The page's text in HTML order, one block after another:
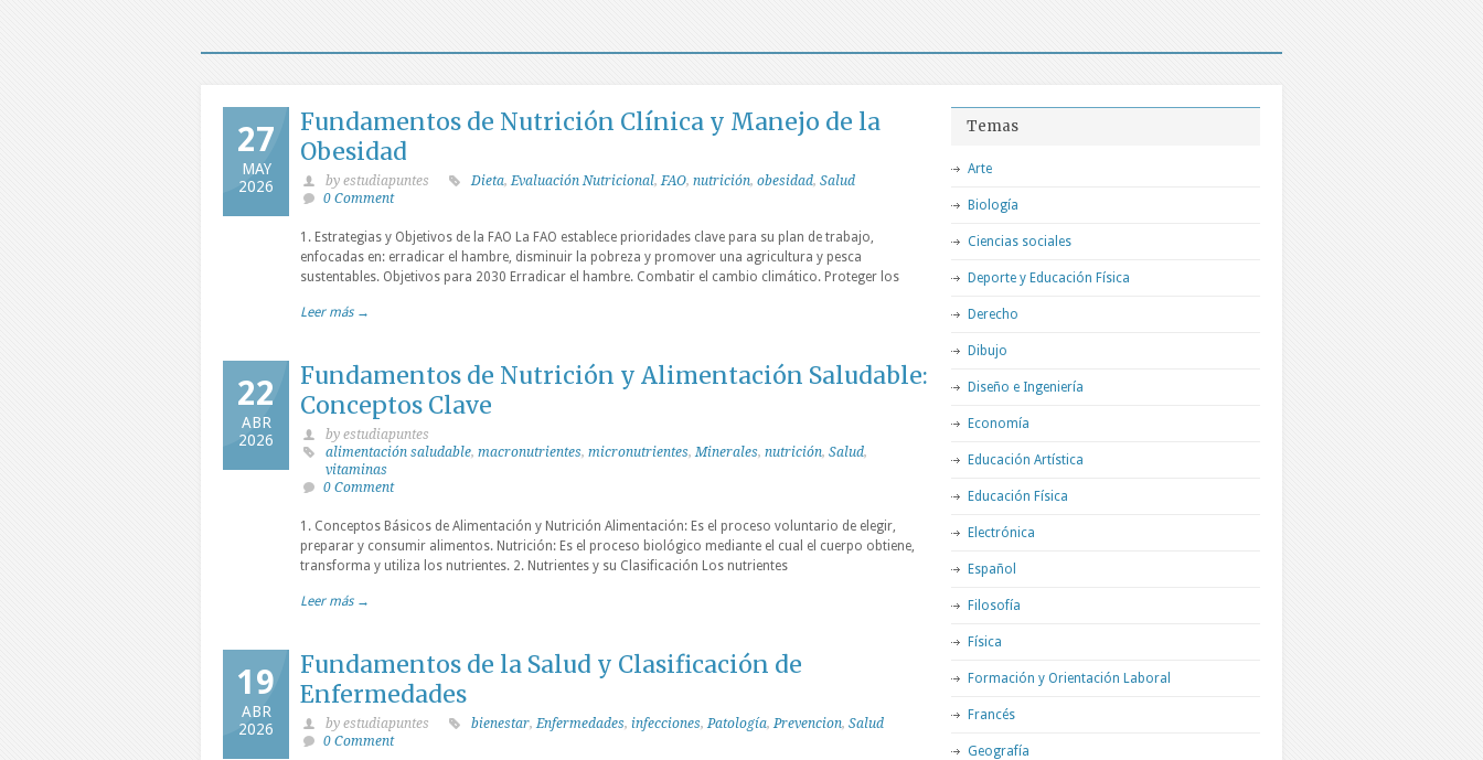
27
MAY
2026
Fundamentos de Nutrición Clínica y Manejo de la
Obesidad
by estudiapuntes Dieta,Evaluación Nutricional,FAO, nutrición, obesidad, Salud
0 Comment
1. Estrategias y Objetivos de la FAO La FAO establece prioridades clave para su plan de trabajo,
enfocadas en: erradicar el hambre, disminuir la pobreza y promover una agricultura y pesca
sustentables. Objetivos para 2030 Erradicar el hambre. Combatir el cambio climático. Proteger los
Leer más →
22
ABR
2026
Fundamentos de Nutrición y Alimentación Saludable:
Conceptos Clave
by estudiapuntes
alimentación saludable, macronutrientes, micronutrientes,Minerales, nutrición, Salud,
vitaminas
0 Comment
1. Conceptos Básicos de Alimentación y Nutrición Alimentación: Es el proceso voluntario de elegir,
preparar y consumir alimentos. Nutrición: Es el proceso biológico mediante el cual el cuerpo obtiene,
transforma y utiliza los nutrientes. 2. Nutrientes y su Clasificación Los nutrientes
Leer más →
19
ABR
2026
Fundamentos de la Salud y Clasificación de
Enfermedades
by estudiapuntes bienestar,Enfermedades, infecciones,Patología,Prevencion, Salud
0 Comment
Temas
Arte
Biología
Ciencias sociales
Deporte y Educación Física
Derecho
Dibujo
Diseño e Ingeniería
Economía
Educación Artística
Educación Física
Electrónica
Español
Filosofía
Física
Formación y Orientación Laboral
Francés
Geografía